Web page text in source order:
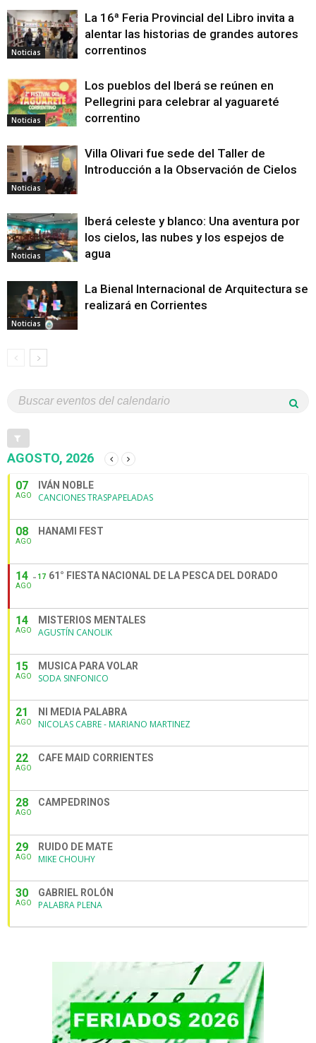
Noticias
La 16ª Feria Provincial del Libro invita a
alentar las historias de grandes autores
correntinos
Noticias
Los pueblos del Iberá se reúnen en
Pellegrini para celebrar al yaguareté
correntino
Noticias
Villa Olivari fue sede del Taller de
Introducción a la Observación de Cielos
Noticias
Iberá celeste y blanco: Una aventura por
los cielos, las nubes y los espejos de
agua
Noticias
La Bienal Internacional de Arquitectura se
realizará en Corrientes
AGOSTO, 2026
07
AGO
IVÁN NOBLE
CANCIONES TRASPAPELADAS
08
AGO
HANAMI FEST
14
AGO
17 61° FIESTA NACIONAL DE LA PESCA DEL DORADO
14
AGO
MISTERIOS MENTALES
AGUSTÍN CANOLIK
15
AGO
MUSICA PARA VOLAR
SODA SINFONICO
21
AGO
NI MEDIA PALABRA
NICOLAS CABRE - MARIANO MARTINEZ
22
AGO
CAFE MAID CORRIENTES
28
AGO
CAMPEDRINOS
29
AGO
RUIDO DE MATE
MIKE CHOUHY
30
AGO
GABRIEL ROLÓN
PALABRA PLENA